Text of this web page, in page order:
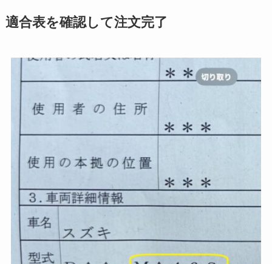
適合表を確認して注文完了